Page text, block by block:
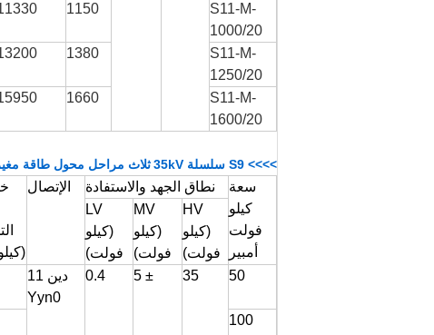
S11-M-
1000/20
1150
S11-M-
1250/20
1380
S11-M-
1600/20
1660
>>>> S9 سلسلة 35kV ثلاث مراحل محول طاقة مغير
سعة
كيلو
فولت
أمبير
نطاق الجهد والاستفادة الإتصال
HV
(كيلو
فولت)
MV
(كيلو
فولت)
LV
(كيلو
فولت)
50
35
± 5
0.4
دين 11
Yyn0
100